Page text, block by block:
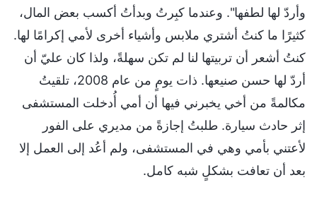
وأردّ لها لطفها". وعندما كبِرتُ وبدأتُ أكسب بعض المال،
كثيرًا ما كنتُ أشتري ملابس وأشياء أخرى لأمي إكرامًا لها.
كنتُ أشعر أن تربيتها لنا لم تكن سهلةً، ولذا كان عليّ أن
أردّ لها حسن صنيعها. ذات يومٍ من عام 2008، تلقيتُ
مكالمةً من أخي يخبرني فيها أن أمي أُدخلت المستشفى
إثر حادث سيارة. طلبتُ إجازةً من مديري على الفور
لأعتني بأمي وهي في المستشفى، ولم أعُد إلى العمل إلا
بعد أن تعافت بشكلٍ شبه كامل.